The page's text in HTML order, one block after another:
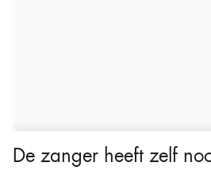
De zanger heeft zelf